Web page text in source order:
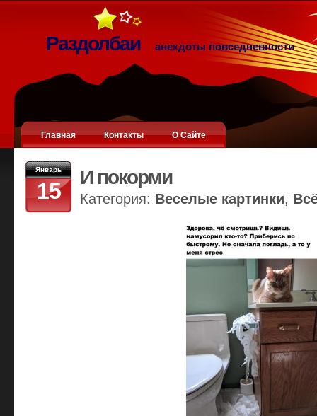
Раздолбаи анекдоты повседневности
Главная Контакты О Сайте
Январь
15
И покорми
Категория: Веселые картинки,